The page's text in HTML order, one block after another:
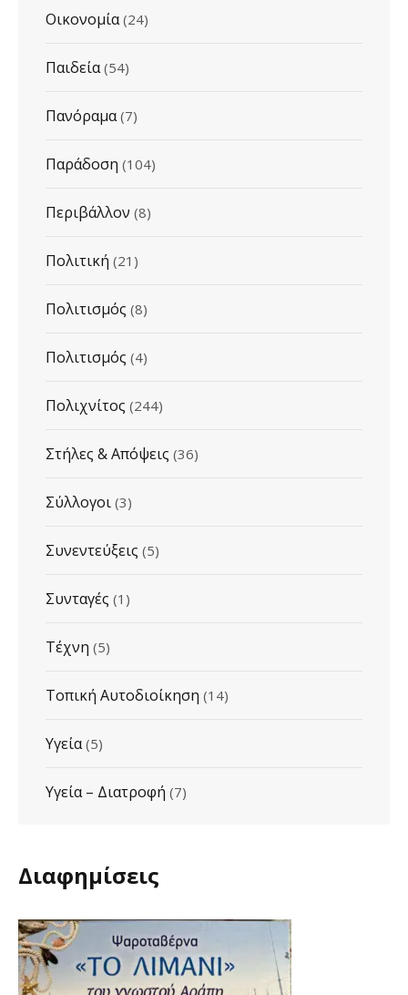
Οικονομία (24)
Παιδεία (54)
Πανόραμα (7)
Παράδοση (104)
Περιβάλλον (8)
Πολιτική (21)
Πολιτισμός (8)
Πολιτισμός (4)
Πολιχνίτος (244)
Στήλες & Απόψεις (36)
Σύλλογοι (3)
Συνεντεύξεις (5)
Συνταγές (1)
Τέχνη (5)
Τοπική Αυτοδιοίκηση (14)
Υγεία (5)
Υγεία – Διατροφή (7)
Διαφημίσεις